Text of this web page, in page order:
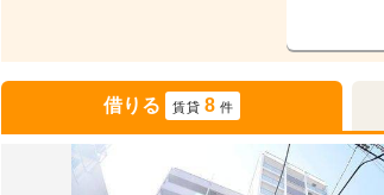
借りる 賃貸 8 件